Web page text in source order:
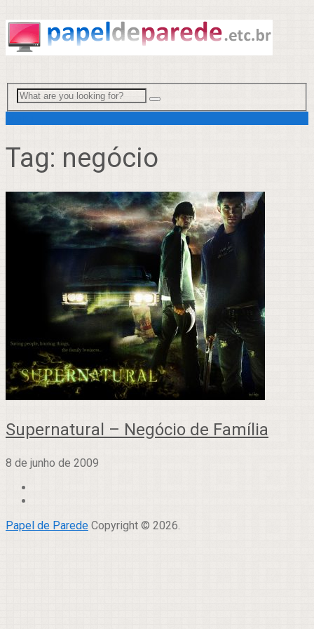
Tag: negócio
Supernatural – Negócio de Família
8 de junho de 2009
Papel de Parede Copyright © 2026.